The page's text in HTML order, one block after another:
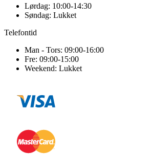
Lørdag: 10:00-14:30
Søndag: Lukket
Telefontid
Man - Tors: 09:00-16:00
Fre: 09:00-15:00
Weekend: Lukket